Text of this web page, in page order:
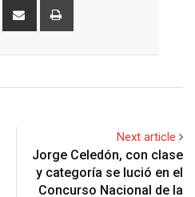
Reddit
Share
Next article
Jorge Celedón, con clase
y categoría se lució en el
Concurso Nacional de la